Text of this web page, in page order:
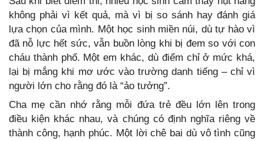
không phải vì kết quả, mà vì bị so sánh hay đánh giá
lựa chọn của mình. Một học sinh miền núi, dù tự hào vì
đã nỗ lực hết sức, vẫn buồn lòng khi bị đem so với con
cháu thành phố. Một em khác, dù điểm chỉ ở mức khá,
lại bị mắng khi mơ ước vào trường danh tiếng – chỉ vì
người lớn cho rằng đó là “ảo tưởng”.
Cha mẹ cần nhớ rằng mỗi đứa trẻ đều lớn lên trong
điều kiện khác nhau, và chúng có định nghĩa riêng về
thành công, hạnh phúc. Một lời chê bai dù vô tình cũng